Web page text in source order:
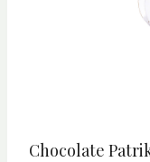
Chocolate